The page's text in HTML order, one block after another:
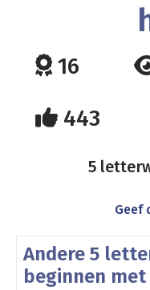
16
443
5
Geef
Andere 5
beginnen